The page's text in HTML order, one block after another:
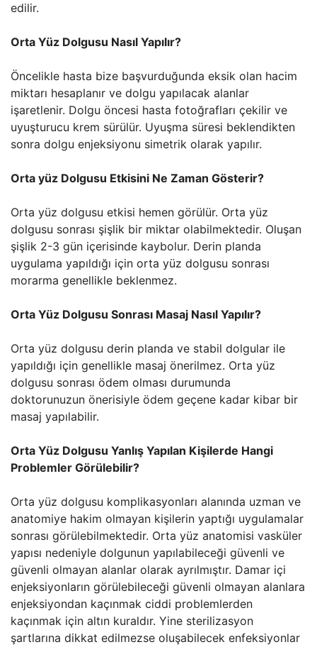
edilir.
Orta Yüz Dolgusu Nasıl Yapılır?
Öncelikle hasta bize başvurduğunda eksik olan hacim
miktarı hesaplanır ve dolgu yapılacak alanlar
işaretlenir. Dolgu öncesi hasta fotoğrafları çekilir ve
uyuşturucu krem sürülür. Uyuşma süresi beklendikten
sonra dolgu enjeksiyonu simetrik olarak yapılır.
Orta yüz Dolgusu Etkisini Ne Zaman Gösterir?
Orta yüz dolgusu etkisi hemen görülür. Orta yüz
dolgusu sonrası şişlik bir miktar olabilmektedir. Oluşan
şişlik 2-3 gün içerisinde kaybolur. Derin planda
uygulama yapıldığı için orta yüz dolgusu sonrası
morarma genellikle beklenmez.
Orta Yüz Dolgusu Sonrası Masaj Nasıl Yapılır?
Orta yüz dolgusu derin planda ve stabil dolgular ile
yapıldığı için genellikle masaj önerilmez. Orta yüz
dolgusu sonrası ödem olması durumunda
doktorunuzun önerisiyle ödem geçene kadar kibar bir
masaj yapılabilir.
Orta Yüz Dolgusu Yanlış Yapılan Kişilerde Hangi
Problemler Görülebilir?
Orta yüz dolgusu komplikasyonları alanında uzman ve
anatomiye hakim olmayan kişilerin yaptığı uygulamalar
sonrası görülebilmektedir. Orta yüz anatomisi vasküler
yapısı nedeniyle dolgunun yapılabileceği güvenli ve
güvenli olmayan alanlar olarak ayrılmıştır. Damar içi
enjeksiyonların görülebileceği güvenli olmayan alanlara
enjeksiyondan kaçınmak ciddi problemlerden
kaçınmak için altın kuraldır. Yine sterilizasyon
şartlarına dikkat edilmezse oluşabilecek enfeksiyonlar